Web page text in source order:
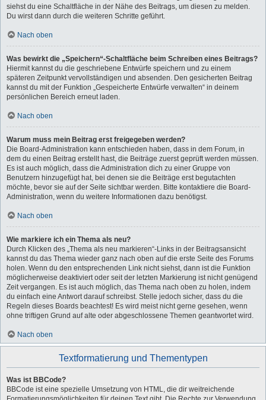
siehst du eine Schaltfläche in der Nähe des Beitrags, um diesen zu melden.
Du wirst dann durch die weiteren Schritte geführt.
Nach oben
Was bewirkt die „Speichern“-Schaltfläche beim Schreiben eines Beitrags?
Hiermit kannst du die geschriebene Entwürfe speichern und zu einem
späteren Zeitpunkt vervollständigen und absenden. Den gesicherten Beitrag
kannst du mit der Funktion „Gespeicherte Entwürfe verwalten“ in deinem
persönlichen Bereich erneut laden.
Nach oben
Warum muss mein Beitrag erst freigegeben werden?
Die Board-Administration kann entschieden haben, dass in dem Forum, in
dem du einen Beitrag erstellt hast, die Beiträge zuerst geprüft werden müssen.
Es ist auch möglich, dass die Administration dich zu einer Gruppe von
Benutzern hinzugefügt hat, bei denen sie die Beiträge erst begutachten
möchte, bevor sie auf der Seite sichtbar werden. Bitte kontaktiere die Board-
Administration, wenn du weitere Informationen dazu benötigst.
Nach oben
Wie markiere ich ein Thema als neu?
Durch Klicken des „Thema als neu markieren“-Links in der Beitragsansicht
kannst du das Thema wieder ganz nach oben auf die erste Seite des Forums
holen. Wenn du den entsprechenden Link nicht siehst, dann ist die Funktion
möglicherweise deaktiviert oder seit der letzten Markierung ist nicht genügend
Zeit vergangen. Es ist auch möglich, das Thema nach oben zu holen, indem
du einfach eine Antwort darauf schreibst. Stelle jedoch sicher, dass du die
Regeln dieses Boards beachtest! Es wird meist nicht gerne gesehen, wenn
ohne triftigen Grund auf alte oder abgeschlossene Themen geantwortet wird.
Nach oben
Textformatierung und Thementypen
Was ist BBCode?
BBCode ist eine spezielle Umsetzung von HTML, die dir weitreichende